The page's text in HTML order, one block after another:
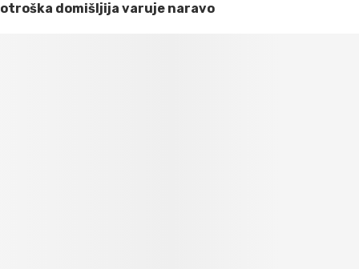
otroška domišljija varuje naravo